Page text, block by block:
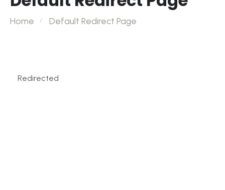
Home Default Redirect Page
Redirected